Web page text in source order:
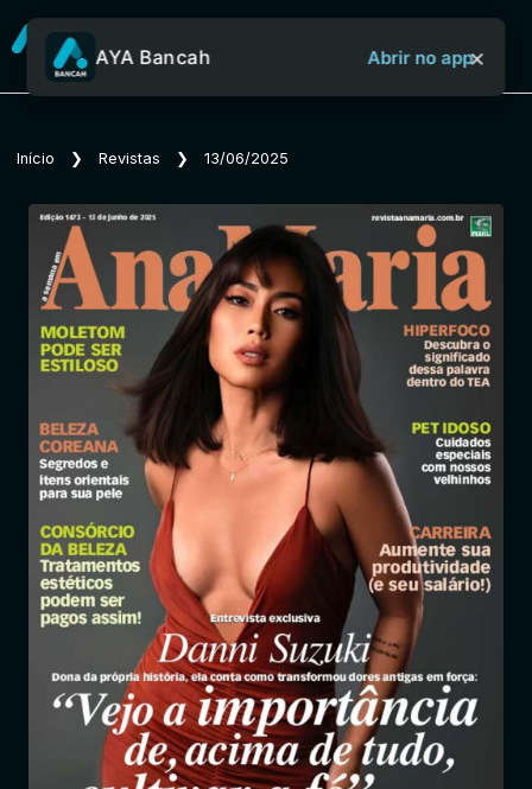
Sobre o Aya Bancah
Revistas
Jornais
Notícias
Entrar
AYA Bancah Abrir no app×
Início ❯ Revistas ❯ 13/06/2025